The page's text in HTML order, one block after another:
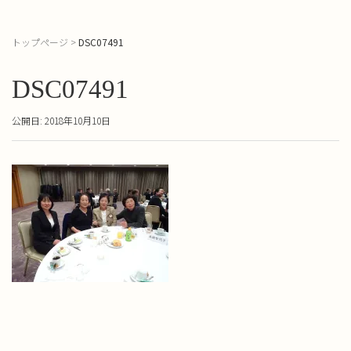
トップページ >DSC07491
DSC07491
公開日: 2018年10月10日